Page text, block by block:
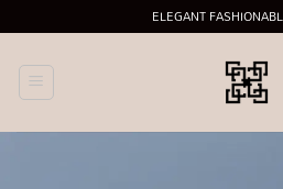
to
content
ELEGANT